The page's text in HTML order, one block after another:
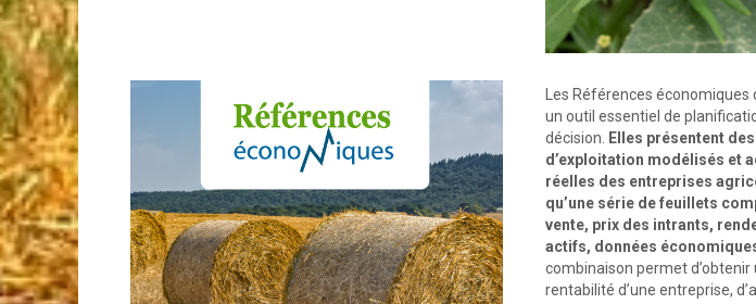
Les Références
un outil essentiel de
décision.
Elles présentent
d’exploitation modélisés et
réelles des entreprises
qu’une série de feuillets
vente, prix des intrants,
actifs, données
combinaison permet d’obtenir
rentabilité d’une entreprise,